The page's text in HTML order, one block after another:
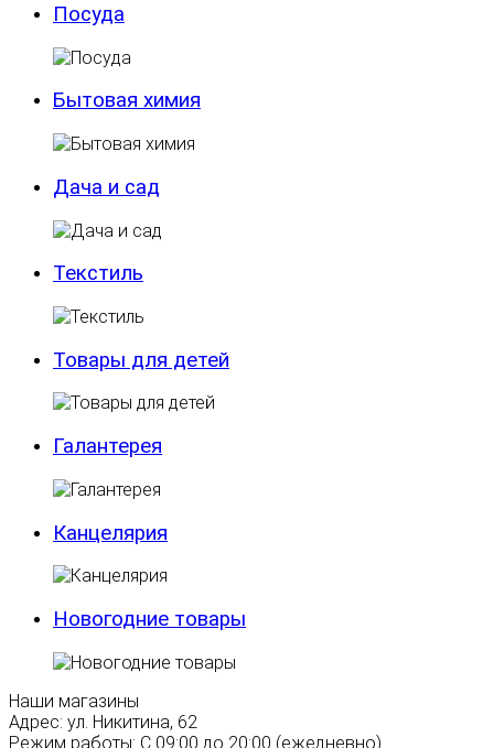
Посуда
Бытовая химия
Дача и сад
Текстиль
Товары для детей
Галантерея
Канцелярия
Новогодние товары
Наши магазины
Адрес: ул. Никитина, 62
Режим работы: С 09:00 до 20:00 (ежедневно)